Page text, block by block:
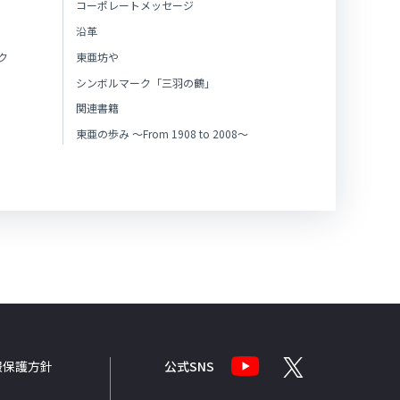
コーポレートメッセージ
沿革
東亜坊や
シンボルマーク「三羽の鶴」
関連書籍
東亜の歩み ～From 1908 to 2008～
保護方針 公式SNS